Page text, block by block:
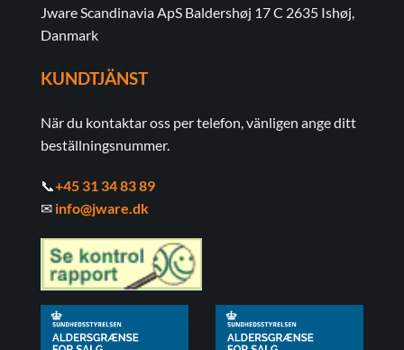
Jware Scandinavia ApS Baldershøj 17 C 2635 Ishøj,
Danmark
KUNDTJÄNST
När du kontaktar oss per telefon, vänligen ange ditt
beställningsnummer.
📞+45 31 34 83 89
✉ info@jware.dk